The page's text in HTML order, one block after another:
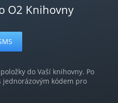
O2 Knihovny
do Vaší knihovny. Po
jednorázovým kódem pro